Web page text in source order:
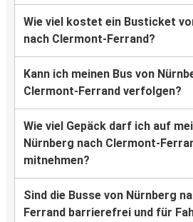
Wie viel kostet ein Busticket
nach Clermont-Ferrand?
Kann ich meinen Bus von
Clermont-Ferrand verfolgen?
Wie viel Gepäck darf ich auf
Nürnberg nach Clermont-
mitnehmen?
Sind die Busse von Nürnberg
Ferrand barrierefrei und für